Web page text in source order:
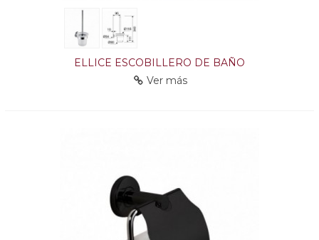
ELLICE ESCOBILLERO DE BAÑO
Ver más